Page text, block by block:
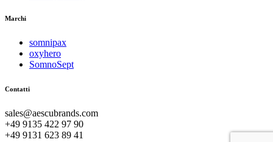
Marchi
somnipax
oxyhero
SomnoSept
Contatti
sales@aescubrands.com
+49 9135 422 97 90
+49 9131 623 89 41